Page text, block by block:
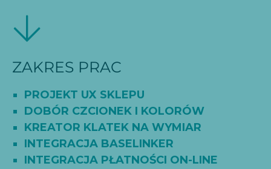
ZAKRES PRAC
PROJEKT UX SKLEPU
DOBÓR CZCIONEK I KOLORÓW
KREATOR KLATEK NA WYMIAR
INTEGRACJA BASELINKER
INTEGRACJA PŁATNOŚCI ON-LINE